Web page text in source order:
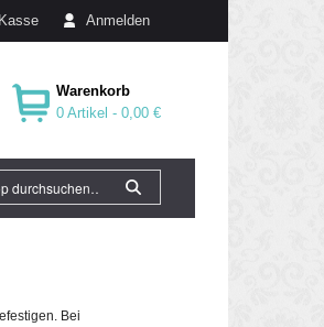
Anmelden
Warenkorb
0 Artikel -0,00 €
Bei